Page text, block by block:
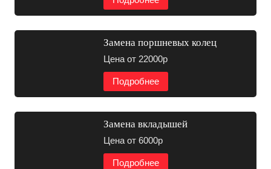
Замена поршневых колец
Цена от 22000р
Подробнее
Замена вкладышей
Цена от 6000р
Подробнее